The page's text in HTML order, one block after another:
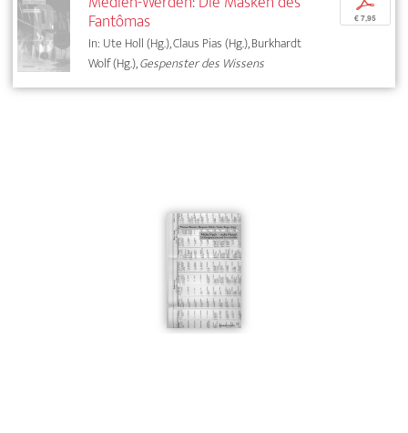
Fantômas
In: Ute Holl (Hg.), Claus Pias (Hg.), Burkhardt
Wolf (Hg.),Gespenster des Wissens
€ 7,95